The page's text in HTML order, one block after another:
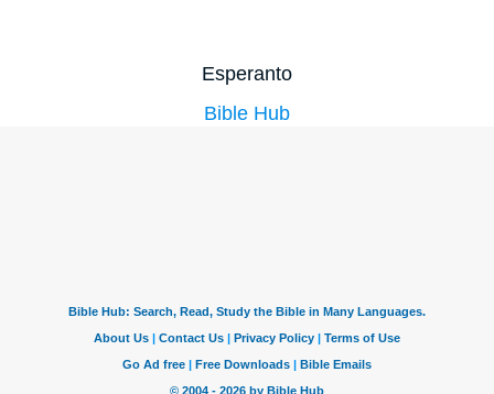
Esperanto
Bible Hub